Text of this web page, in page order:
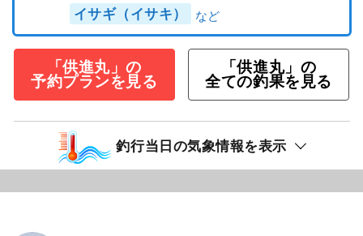
イサギ（イサキ）
「供進丸」の
予約プランを見る
「供進丸」の
全ての釣果を見る
釣行当日の気象情報を表示